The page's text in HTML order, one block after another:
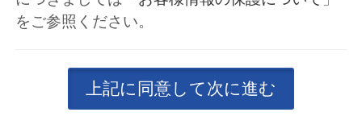
をご参照ください。